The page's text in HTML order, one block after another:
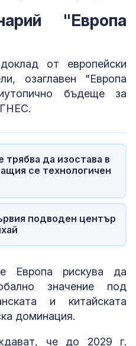
"Европа
от европейски
озаглавен "Европа
бъдеще за
трябва да изостава в
се технологичен
подводен център
Европа рискува да
значение под
и китайската
доминация.
че до 2029 г.